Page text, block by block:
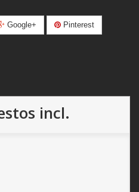
Google+ Pinterest
incl.